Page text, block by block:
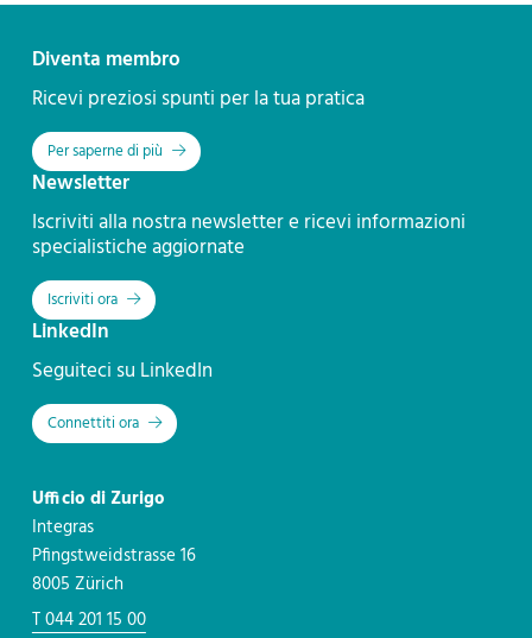
Diventa membro
Ricevi preziosi spunti per la tua pratica
Per saperne di più
Newsletter
Iscriviti alla nostra newsletter e ricevi informazioni
specialistiche aggiornate
Iscriviti ora
LinkedIn
Seguiteci su LinkedIn
Connettiti ora
Ufficio di Zurigo
Integras
Pfingstweidstrasse 16
8005 Zürich
T 044 201 15 00